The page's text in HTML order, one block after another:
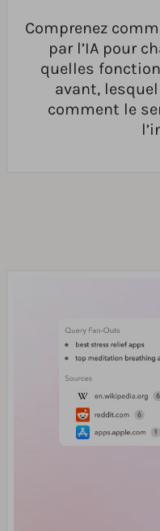
Comprenez
par l’IA pour
quelles
avant,
comment le